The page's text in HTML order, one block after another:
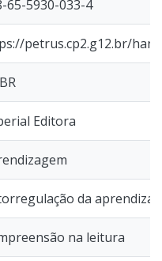
65-5930-033-4
petrus.cp2.g12.br/
Editora
da
na leitura